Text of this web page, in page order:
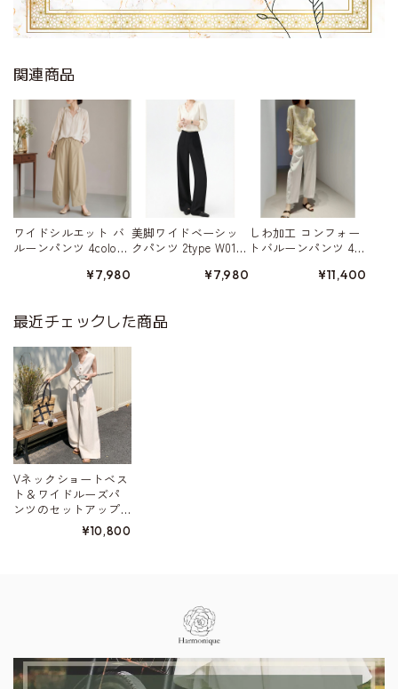
関連商品
ワイドシルエット バ
ルーンパンツ 4color
¥7,980
美脚ワイドベーシッ
クパンツ 2type W0152
¥7,980
しわ加工 コンフォー
トバルーンパンツ 4c
¥11,400
最近チェックした商品
Vネックショートベス
ト＆ワイドルーズパ
ンツのセットアップ
¥10,800